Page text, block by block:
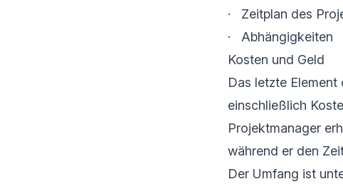
· Zeitplan des
· Abhängigkeiten
Kosten und Geld
Das letzte
einschließlich
Projektmanager
während er den
Der Umfang ist